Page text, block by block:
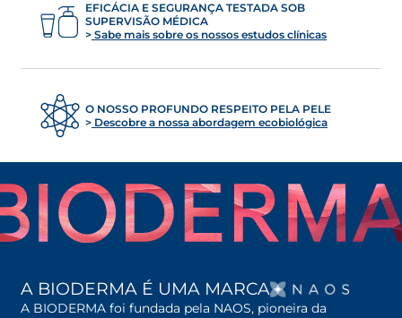
EFICÁCIA E SEGURANÇA TESTADA SOB
SUPERVISÃO MÉDICA
Sabe mais sobre os nossos estudos clínicas
O NOSSO PROFUNDO RESPEITO PELA PELE
Descobre a nossa abordagem ecobiológica
A BIODERMA É UMA MARCA
A BIODERMA foi fundada pela NAOS, pioneira da